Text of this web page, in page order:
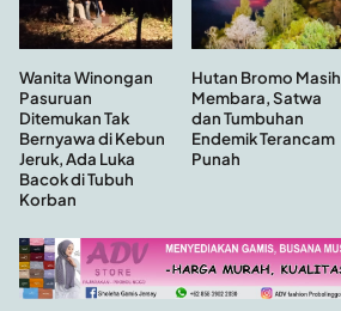
Wanita Winongan
Pasuruan
Ditemukan Tak
Bernyawa di Kebun
Jeruk, Ada Luka
Bacok di Tubuh
Korban
Hutan Bromo Masih
Membara, Satwa
dan Tumbuhan
Endemik Terancam
Punah